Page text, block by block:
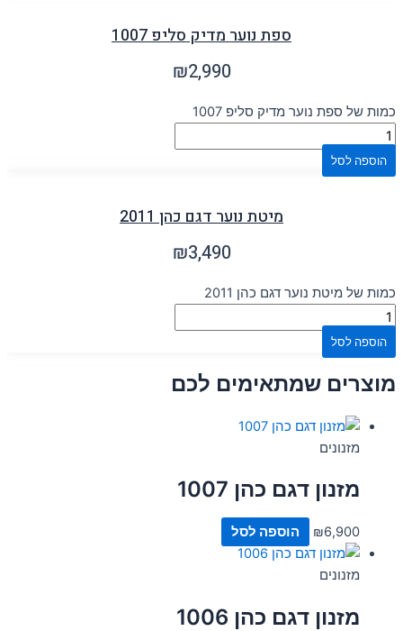
ספת נוער מדיק סליפ 1007
₪2,990
כמות של ספת נוער מדיק סליפ 1007
הוספה לסל
מיטת נוער דגם כהן 2011
₪3,490
כמות של מיטת נוער דגם כהן 2011
הוספה לסל
מוצרים שמתאימים לכם
מזנונים
מזנון דגם כהן 1007
₪6,900 הוספה לסל
מזנונים
מזנון דגם כהן 1006